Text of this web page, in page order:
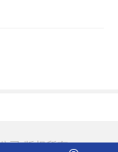
司 版权所有